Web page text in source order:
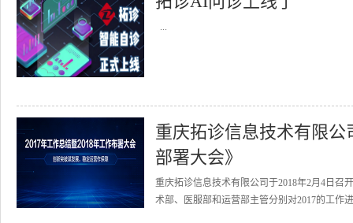
...
重庆拓诊信息技术有限公
部署大会》
重庆拓诊信息技术有限公司于2018年2月4日召
术部、医服部和运营部主管分别对2017的工作